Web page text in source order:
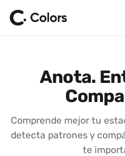
Anota.
Comprende mejor tu
detecta patrones y
te